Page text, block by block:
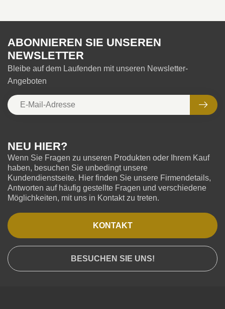
NEU HIER?
Wenn Sie Fragen zu unseren Produkten oder Ihrem Kauf
haben, besuchen Sie unbedingt unsere
Kundendienstseite. Hier finden Sie unsere Firmendetails,
Antworten auf häufig gestellte Fragen und verschiedene
Möglichkeiten, mit uns in Kontakt zu treten.
KONTAKT
BESUCHEN SIE UNS!
ABONNIEREN SIE UNSEREN
NEWSLETTER
Bleibe auf dem Laufenden mit unseren Newsletter-
Angeboten